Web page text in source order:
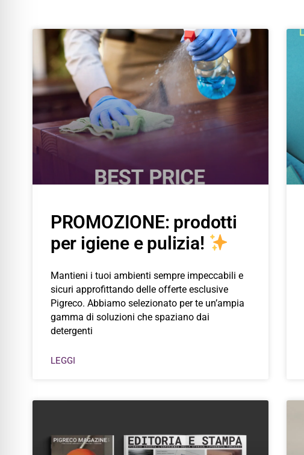
PROMOZIONE: prodotti
per igiene e pulizia!
Mantieni i tuoi ambienti sempre impeccabili e
sicuri approfittando delle offerte esclusive
Pigreco. Abbiamo selezionato per te un’ampia
gamma di soluzioni che spaziano dai
detergenti
LEGGI